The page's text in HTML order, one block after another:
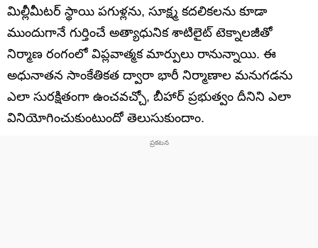
మిల్లీమీటర్ స్థాయి పగుళ్లను, సూక్ష్మ కదలికలను కూడా
ముందుగానే గుర్తించే అత్యాధునిక శాటిలైట్ టెక్నాలజీతో
నిర్మాణ రంగంలో విప్లవాత్మక మార్పులు రానున్నాయి. ఈ
అధునాతన సాంకేతికత ద్వారా భారీ నిర్మాణాల మనుగడను
ఎలా సురక్షితంగా ఉంచవచ్చో, బీహార్ ప్రభుత్వం దీనిని ఎలా
వినియోగించుకుంటుందో తెలుసుకుందాం.